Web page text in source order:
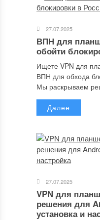
Отправляя сообщение,
персональных данных.
27.07.2025
ВПН для
обойти
Ищете VPN для
ВПН для обхода
Мы раскрываем
Далее
27.07.2025
VPN для
решения для
установка и